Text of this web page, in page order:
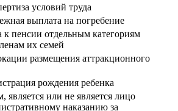
условий труда
выплата на погребение
к пенсии отдельным категориям
их семей
размещения аттракционного
рождения ребенка
является или не является лицо
наказанию за